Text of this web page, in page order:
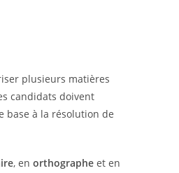
plusieurs matières
candidats doivent
base à la résolution de
, en orthographe et en